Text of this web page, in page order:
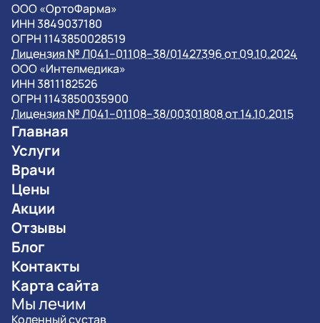
OOO «ОртоФарма»
ИНН 3849037180
ОГРН 1143850028519
Лицензия № Л041–01108–38/01427396 от 09.10.2024
OOO «Интелмедика»
ИНН 3811182526
ОГРН 1143850035900
Лицензия № Л041–01108–38/00301808 от 14.10.2015
Главная
Услуги
Врачи
Цены
Акции
Отзывы
Блог
Контакты
Карта сайта
Мы лечим
Коленный сустав